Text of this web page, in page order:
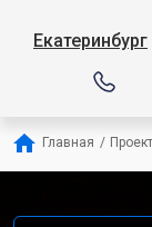
Екатеринбург
Главная /